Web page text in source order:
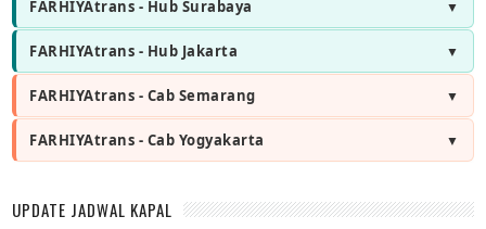
FARHIYAtrans - Hub Surabaya
FARHIYAtrans - Hub Jakarta
FARHIYAtrans - Cab Semarang
FARHIYAtrans - Cab Yogyakarta
UPDATE JADWAL KAPAL